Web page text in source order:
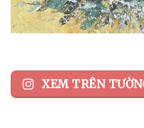
XEM TRÊN